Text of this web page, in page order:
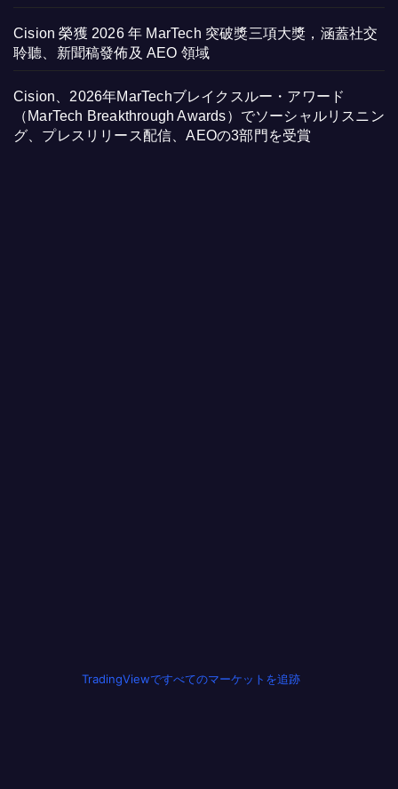
Cision 榮獲 2026 年 MarTech 突破獎三項大獎，涵蓋社交
聆聽、新聞稿發佈及 AEO 領域
Cision、2026年MarTechブレイクスルー・アワード
（MarTech Breakthrough Awards）でソーシャルリスニン
グ、プレスリリース配信、AEOの3部門を受賞
TradingViewですべてのマーケットを追跡